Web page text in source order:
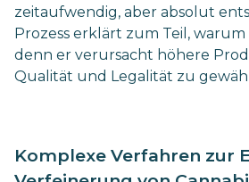
zeitaufwendig, aber absolut
Prozess erklärt zum Teil, warum
denn er verursacht höhere
Qualität und Legalität zu
Komplexe Verfahren zur